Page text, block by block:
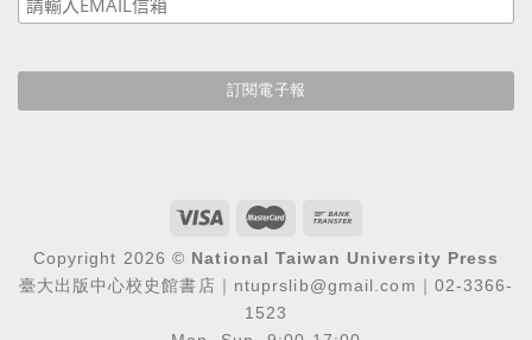
Copyright 2026 © National Taiwan University Press
臺大出版中心校史館書店｜ntuprslib@gmail.com｜02-3366-
1523